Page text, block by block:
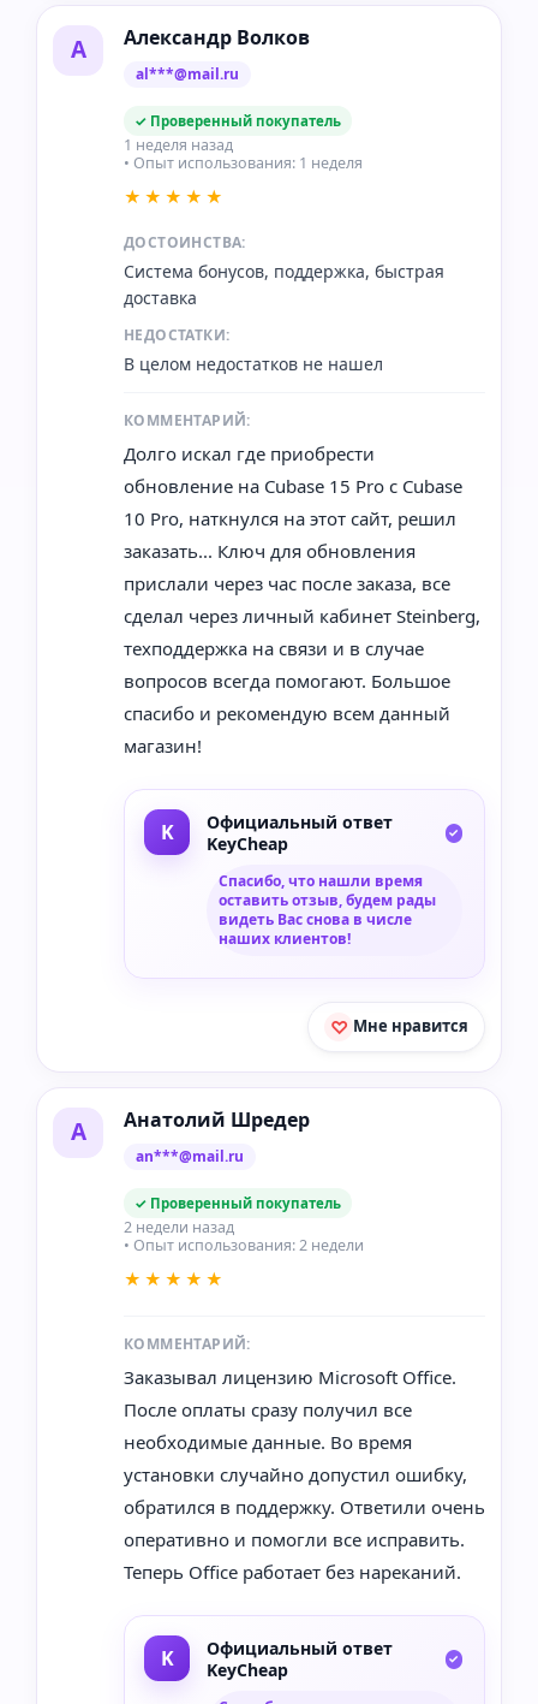
А Александр Волков
al***@mail.ru
✓ Проверенный покупатель
1 неделя назад
• Опыт использования: 1 неделя
★★★★★
ДОСТОИНСТВА:
Система бонусов, поддержка, быстрая
доставка
НЕДОСТАТКИ:
В целом недостатков не нашел
КОММЕНТАРИЙ:
Долго искал где приобрести
обновление на Cubase 15 Pro с Cubase
10 Pro, наткнулся на этот сайт, решил
заказать... Ключ для обновления
прислали через час после заказа, все
сделал через личный кабинет Steinberg,
техподдержка на связи и в случае
вопросов всегда помогают. Большое
спасибо и рекомендую всем данный
магазин!
Официальный ответ
KeyCheap
Спасибо, что нашли время
оставить отзыв, будем рады
видеть Вас снова в числе
наших клиентов!
Мне нравится
А Анатолий Шредер
an***@mail.ru
✓ Проверенный покупатель
2 недели назад
• Опыт использования: 2 недели
★★★★★
КОММЕНТАРИЙ:
Заказывал лицензию Microsoft Office.
После оплаты сразу получил все
необходимые данные. Во время
установки случайно допустил ошибку,
обратился в поддержку. Ответили очень
оперативно и помогли все исправить.
Теперь Office работает без нареканий.
Официальный ответ
KeyCheap